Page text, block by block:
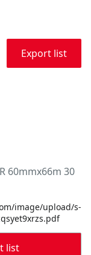
Export list
60mmx66m 30
image/upload/s-
list